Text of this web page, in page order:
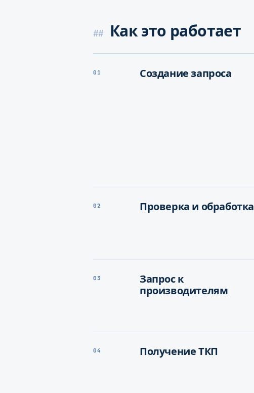
Как это работает
01 Создание запроса
02 Проверка и обработка
03
Запрос к
производителям
04 Получение ТКП